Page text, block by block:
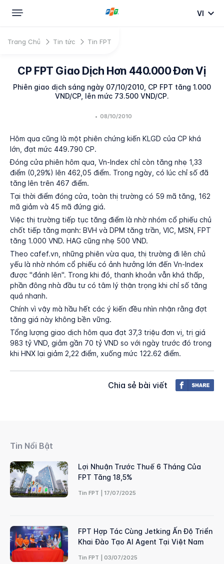
VI
Trang Chủ Tin tức Tin FPT
CP FPT Giao Dịch Hơn 440.000 Đơn Vị
Phiên giao dịch sáng ngày 07/10/2010, CP FPT tăng 1.000
VND/CP, lên mức 73.500 VND/CP.
• 08/10/2010
Hôm qua cũng là một phiên chứng kiến KLGD của CP khá
lớn, đạt mức 449.790 CP.
Đóng cửa phiên hôm qua, Vn-Index chỉ còn tăng nhẹ 1,33
điểm (0,29%) lên 462,05 điểm. Trong ngày, có lúc chỉ số đã
tăng lên trên 467 điểm.
Tại thời điểm đóng cửa, toàn thị trường có 59 mã tăng, 162
mã giảm và 45 mã đứng giá.
Việc thị trường tiếp tục tăng điểm là nhờ nhóm cổ phiếu chủ
chốt tiếp tăng mạnh: BVH và DPM tăng trần, VIC, MSN, FPT
tăng 1.000 VND. HAG cũng nhẹ 500 VND.
Theo cafef.vn, những phiên vừa qua, thị trường đi lên chủ
yếu là nhờ nhóm cổ phiếu có ảnh hưởng lớn đến Vn-Index
được "đánh lên". Trong khi đó, thanh khoản vẫn khá thấp,
phần đông nhà đầu tư có tâm lý thận trọng khi chỉ số tăng
quá nhanh.
Chính vì vậy mà hầu hết các ý kiến đều nhìn nhận rằng đợt
tăng giá này không bền vững.
Tổng lượng giao dịch hôm qua đạt 37,3 triệu đơn vị, trị giá
983 tỷ VND, giảm gần 70 tỷ VND so với ngày trước đó trong
khi HNX lại giảm 2,22 điểm, xuống mức 122.62 điểm.
Chia sẻ bài viết
Tin Nổi Bật
Lợi Nhuận Trước Thuế 6 Tháng Của
FPT Tăng 18,5%
Tin FPT | 17/07/2025
FPT Hợp Tác Cùng Jetking Ấn Độ Triển
Khai Đào Tạo AI Agent Tại Việt Nam
Tin FPT | 03/07/2025